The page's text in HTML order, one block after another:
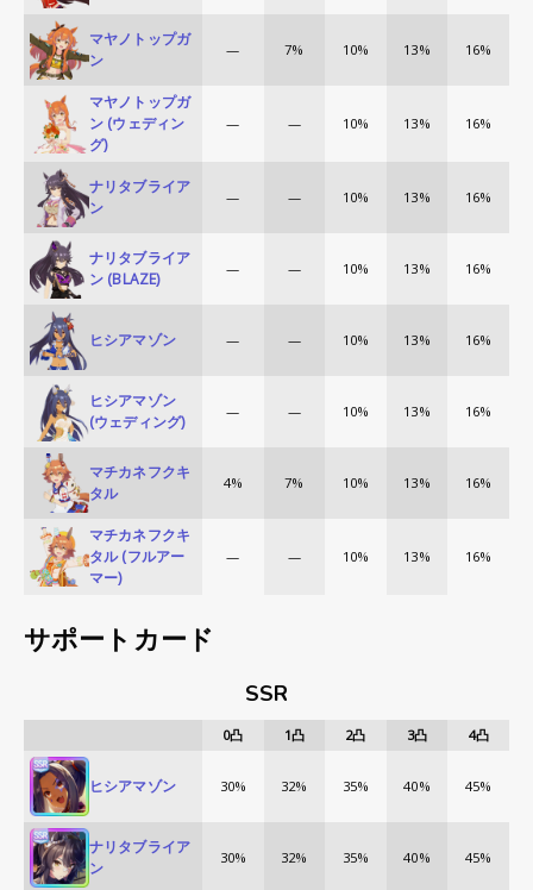
マヤノトップガ
ン
— 7% 10% 13% 16%
マヤノトップガ
ン (ウェディン
グ)
— — 10% 13% 16%
ナリタブライア
ン
— — 10% 13% 16%
ナリタブライア
ン (BLAZE)
— — 10% 13% 16%
ヒシアマゾン — — 10% 13% 16%
ヒシアマゾン
(ウェディング)
— — 10% 13% 16%
マチカネフクキ
タル
4% 7% 10% 13% 16%
マチカネフクキ
タル (フルアー
マー)
— — 10% 13% 16%
サポートカード
SSR
0凸 1凸 2凸 3凸 4凸
ヒシアマゾン 30% 32% 35% 40% 45%
ナリタブライア
ン
30% 32% 35% 40% 45%